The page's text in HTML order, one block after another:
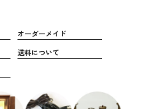
オーダーメイド
送料について